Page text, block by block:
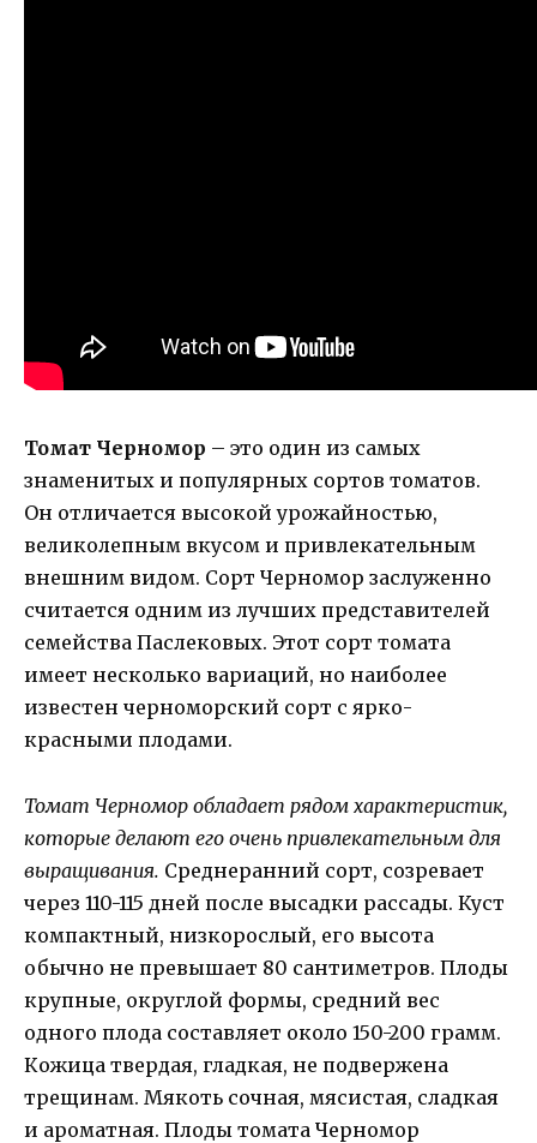
Томат Черномор – это один из самых
знаменитых и популярных сортов томатов.
Он отличается высокой урожайностью,
великолепным вкусом и привлекательным
внешним видом. Сорт Черномор заслуженно
считается одним из лучших представителей
семейства Паслековых. Этот сорт томата
имеет несколько вариаций, но наиболее
известен черноморский сорт с ярко-
красными плодами.
Томат Черномор обладает рядом характеристик,
которые делают его очень привлекательным для
выращивания. Среднеранний сорт, созревает
через 110-115 дней после высадки рассады. Куст
компактный, низкорослый, его высота
обычно не превышает 80 сантиметров. Плоды
крупные, округлой формы, средний вес
одного плода составляет около 150-200 грамм.
Кожица твердая, гладкая, не подвержена
трещинам. Мякоть сочная, мясистая, сладкая
и ароматная. Плоды томата Черномор